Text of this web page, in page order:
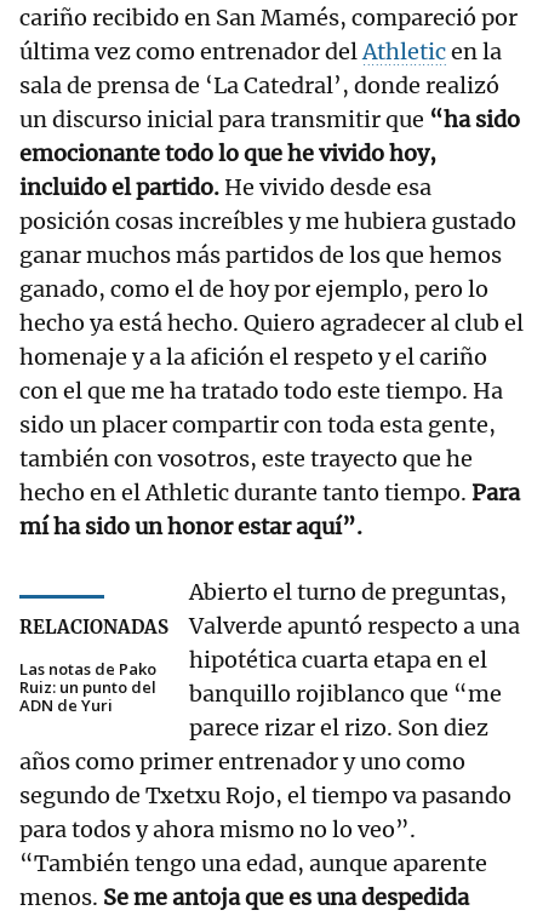
cariño recibido en San Mamés, compareció por
última vez como entrenador delAthleticen la
sala de prensa de ‘La Catedral’, donde realizó
un discurso inicial para transmitir que “ha sido
emocionante todo lo que he vivido hoy,
incluido el partido. He vivido desde esa
posición cosas increíbles y me hubiera gustado
ganar muchos más partidos de los que hemos
ganado, como el de hoy por ejemplo, pero lo
hecho ya está hecho. Quiero agradecer al club el
homenaje y a la afición el respeto y el cariño
con el que me ha tratado todo este tiempo. Ha
sido un placer compartir con toda esta gente,
también con vosotros, este trayecto que he
hecho en el Athletic durante tanto tiempo. Para
mí ha sido un honor estar aquí”.
RELACIONADAS
Las notas de Pako
Ruiz: un punto del
ADN de Yuri
Abierto el turno de preguntas,
Valverde apuntó respecto a una
hipotética cuarta etapa en el
banquillo rojiblanco que “me
parece rizar el rizo. Son diez
años como primer entrenador y uno como
segundo de Txetxu Rojo, el tiempo va pasando
para todos y ahora mismo no lo veo”.
“También tengo una edad, aunque aparente
menos. Se me antoja que es una despedida